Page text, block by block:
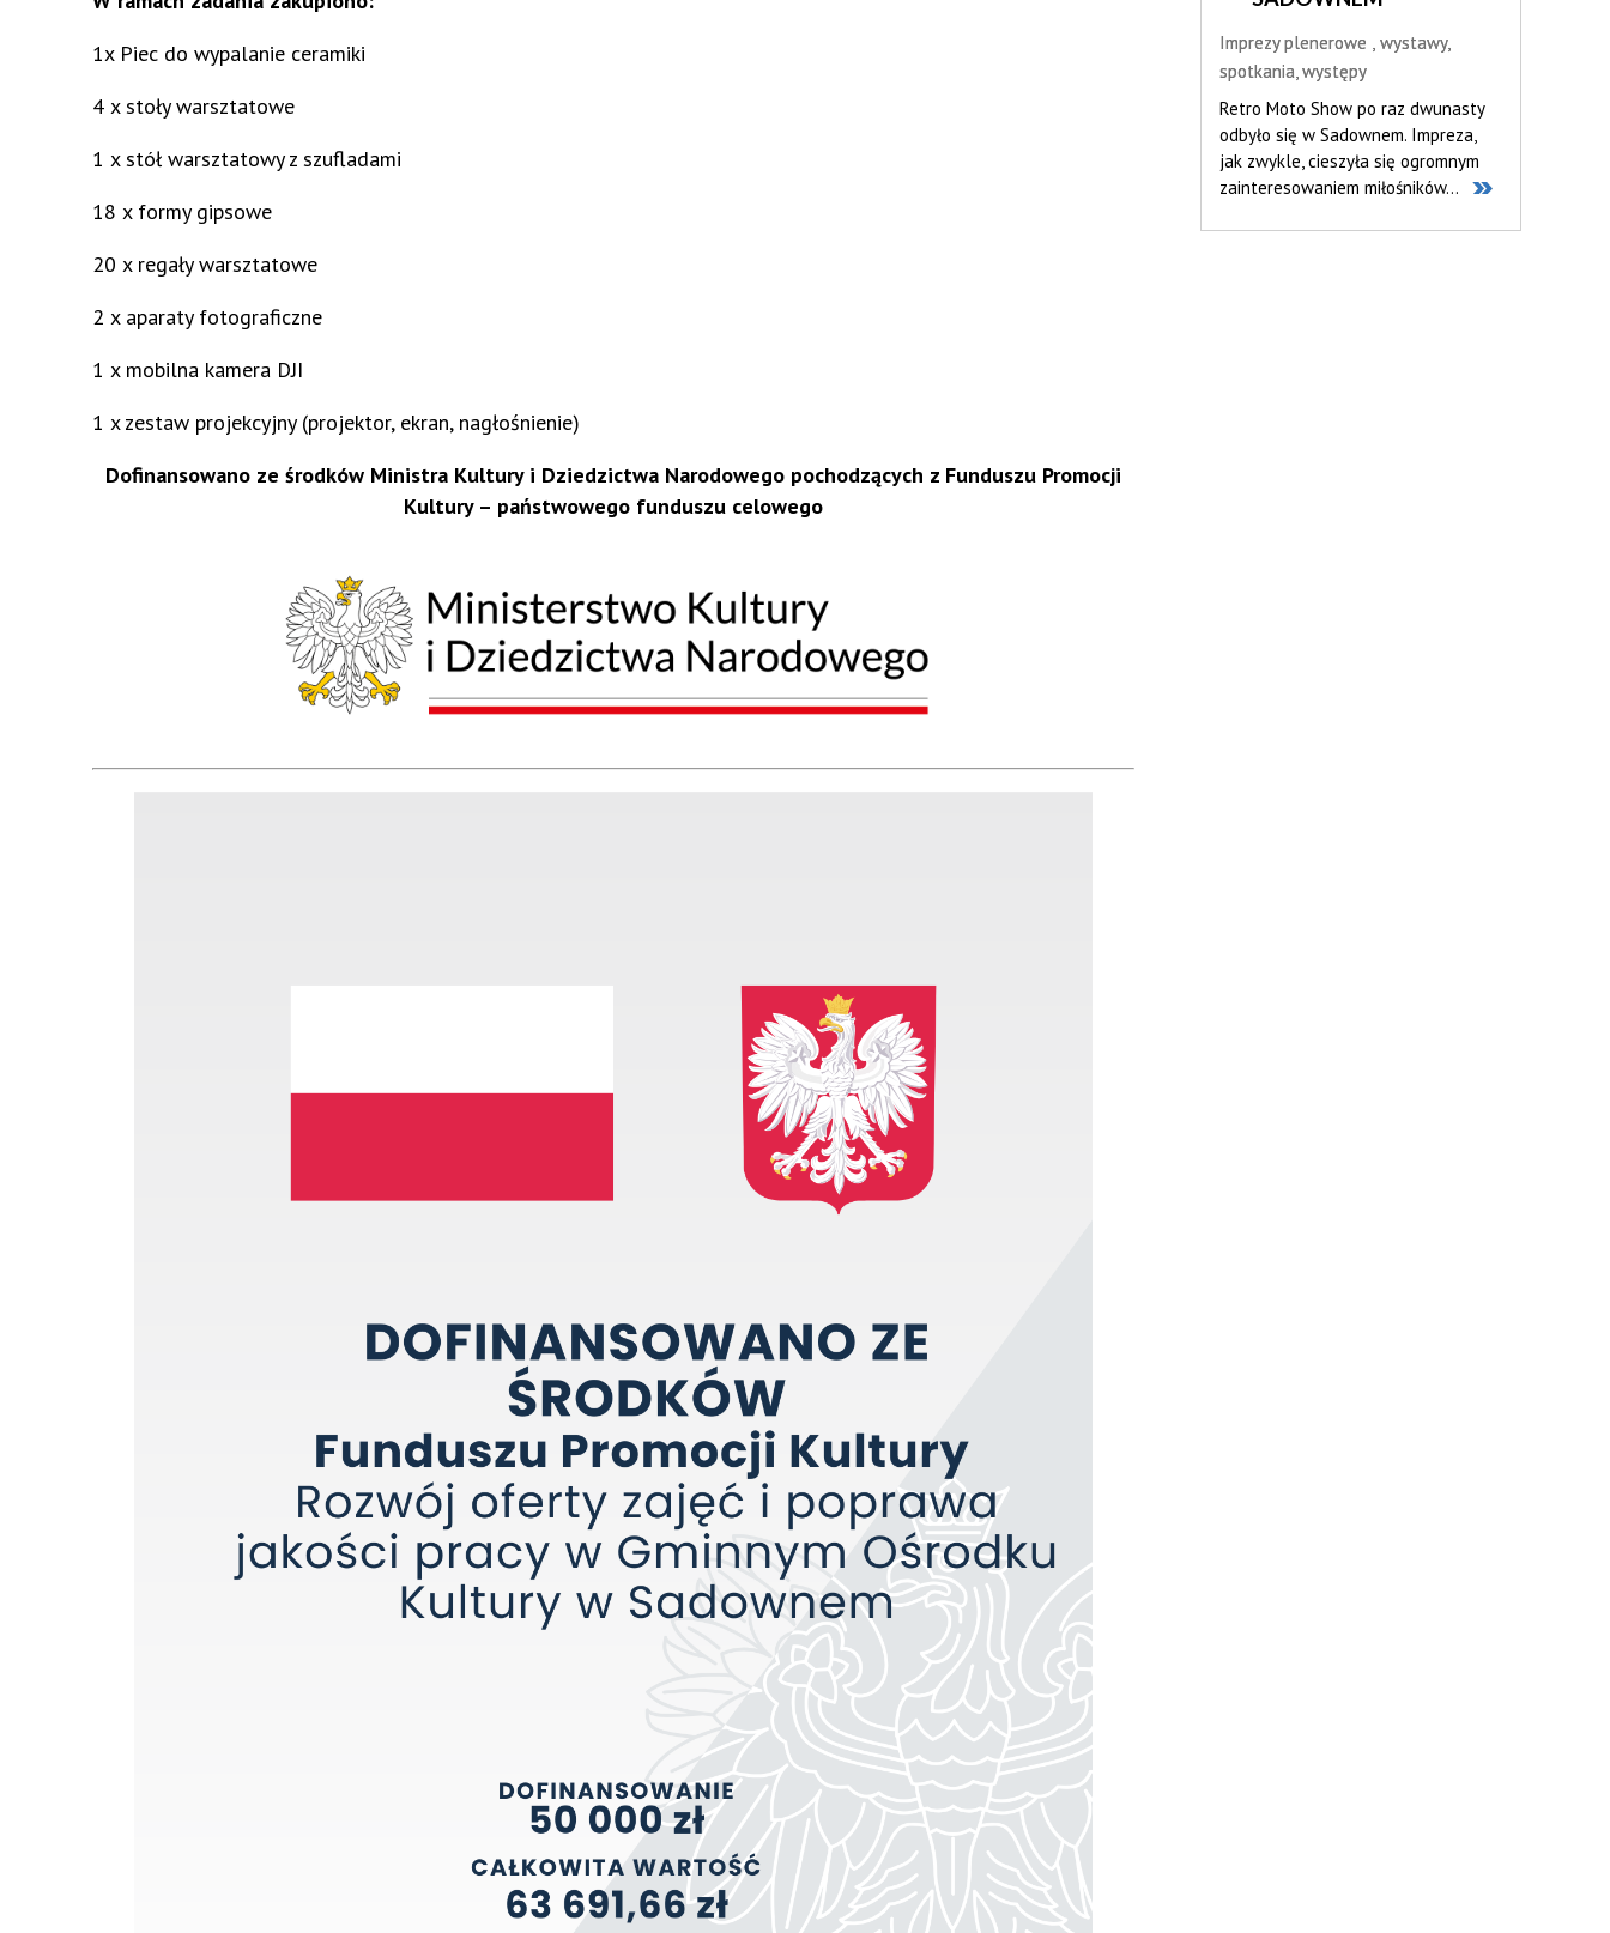
1x Piec do wypalanie ceramiki
4 x stoły warsztatowe
1 x stół warsztatowy z szufladami
18 x formy gipsowe
20 x regały warsztatowe
2 x aparaty fotograficzne
1 x mobilna kamera DJI
1 x zestaw projekcyjny (projektor, ekran, nagłośnienie)
Dofinansowano ze środków Ministra Kultury i Dziedzictwa Narodowego pochodzących z Funduszu Promocji
Kultury – państwowego funduszu celowego
Imprezy plenerowe
wystawy,
spotkania, występy
Retro Moto Show po raz dwunasty
odbyło się w Sadownem. Impreza,
jak zwykle, cieszyła się ogromnym
zainteresowaniem miłośników...
ogłoszenia
Szanowni Państwo, Gminny Ośrodek
Kultury w Sadownem zaprasza
wystawców do udziału w Dożynkach
Gminno-Parafialnych,